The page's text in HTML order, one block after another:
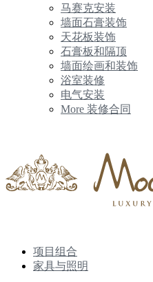
马赛克安装
墙面石膏装饰
天花板装饰
石膏板和隔顶
墙面绘画和装饰
浴室装修
电气安装
More 装修合同
项目组合
家具与照明